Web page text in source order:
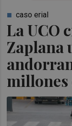
La UCO
Zaplana
millones
caso erial